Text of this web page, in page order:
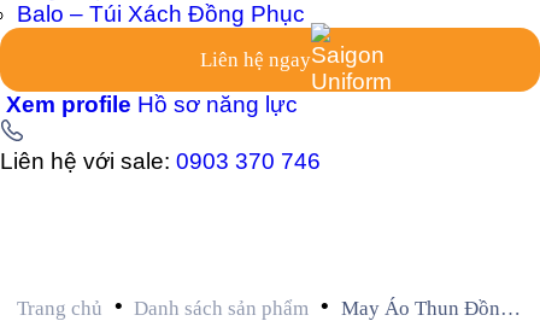
Balo – Túi Xách Đồng Phục
Liên hệ ngay
Xem profile Hồ sơ năng lực
Liên hệ với sale: 0903 370 746
Trang chủ • Danh sách sản phẩm • May Áo Thun Đồng